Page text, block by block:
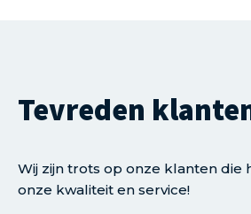
Tevreden
Wij zijn trots op onze klanten die
onze kwaliteit en service!